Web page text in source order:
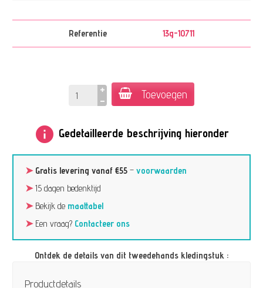
Referentie 13g-10711
Toevoegen
info Gedetailleerde beschrijving hieronder
➤ Gratis levering vanaf €55 –voorwaarden
➤15 dagen bedenktijd
➤Bekijk de maattabel
➤Een vraag? Contacteer ons
Ontdek de details van dit tweedehands kledingstuk :
Productdetails